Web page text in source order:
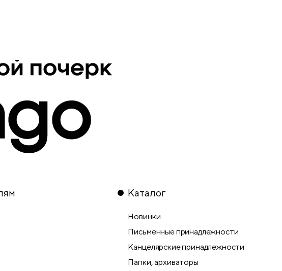
Каталог
Новинки
Письменные принадлежности
Канцелярские принадлежности
Папки, архиваторы